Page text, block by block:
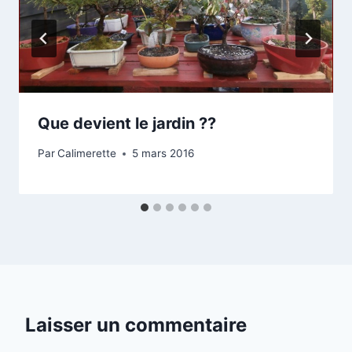
Que devient le jardin ??
ParCalimerette 5 mars 2016
Laisser un commentaire